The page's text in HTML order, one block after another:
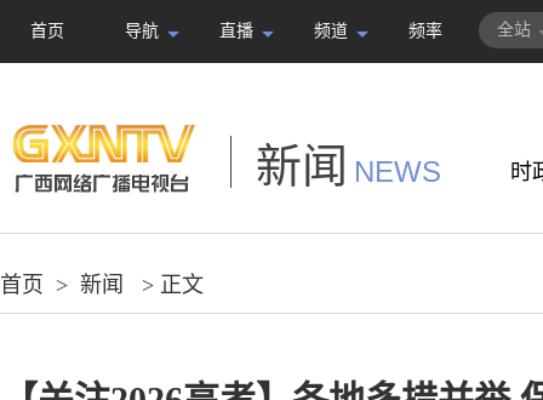
首页 导航 直播 频道 频率 全站
新闻 NEWS 时
首页 > 新闻 > 正文